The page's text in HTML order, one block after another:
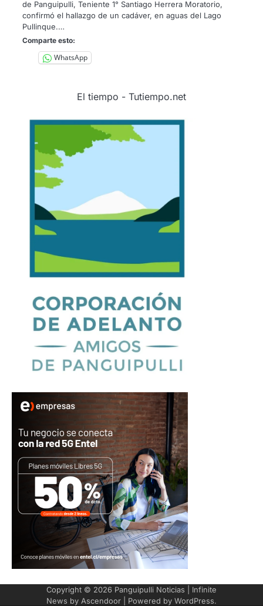
de Panguipulli, Teniente 1° Santiago Herrera Moratorio,
confirmó el hallazgo de un cadáver, en aguas del Lago
Pullinque.…
Comparte esto:
WhatsApp
El tiempo - Tutiempo.net
Copyright © 2026 Panguipulli Noticias | Infinite
News by Ascendoor | Powered by WordPress.